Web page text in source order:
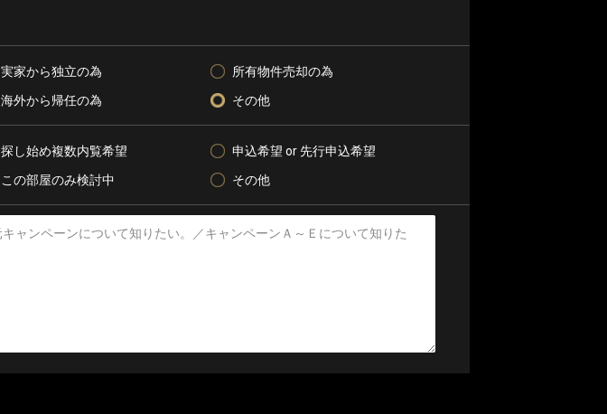
実家から独立の為
所有物件売却の為
海外から帰任の為 その他
探し始め複数内覧希望
申込希望 or 先行申込希望
この部屋のみ検討中 その他